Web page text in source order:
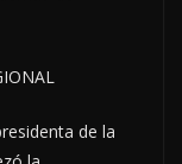
de la